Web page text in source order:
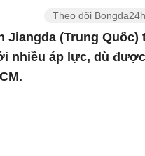
Theo dõi
Jiangda (Trung
nhiều áp lực, dù